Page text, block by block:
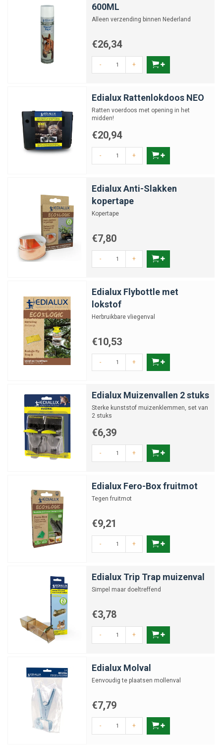
600ML
Alleen verzending binnen Nederland
€26,34
- +
Edialux Rattenlokdoos NEO
Ratten voerdoos met opening in het
midden!
€20,94
- +
Edialux Anti-Slakken
kopertape
Kopertape
€7,80
- +
Edialux Flybottle met
lokstof
Herbruikbare vliegenval
€10,53
- +
Edialux Muizenvallen 2 stuks
Sterke kunststof muizenklemmen, set van
2 stuks
€6,39
- +
Edialux Fero-Box fruitmot
Tegen fruitmot
€9,21
- +
Edialux Trip Trap muizenval
Simpel maar doeltreffend
€3,78
- +
Edialux Molval
Eenvoudig te plaatsen mollenval
€7,79
- +